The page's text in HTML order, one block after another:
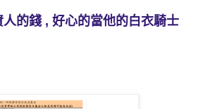
的錢 , 好心的當他的白衣騎士